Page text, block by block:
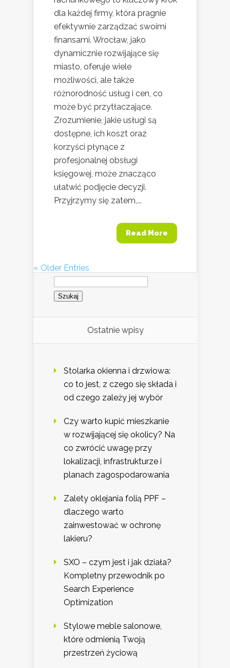
dla każdej firmy, która pragnie
efektywnie zarządzać swoimi
finansami. Wrocław, jako
dynamicznie rozwijające się
miasto, oferuje wiele
możliwości, ale także
różnorodność usług i cen, co
może być przytłaczające.
Zrozumienie, jakie usługi są
dostępne, ich koszt oraz
korzyści płynące z
profesjonalnej obsługi
księgowej, może znacząco
ułatwić podjęcie decyzji.
Przyjrzymy się zatem,...
Read More
« Older Entries
Szukaj:
Ostatnie wpisy
Stolarka okienna i drzwiowa:
co to jest, z czego się składa i
od czego zależy jej wybór
Czy warto kupić mieszkanie
w rozwijającej się okolicy? Na
co zwrócić uwagę przy
lokalizacji, infrastrukturze i
planach zagospodarowania
Zalety oklejania folią PPF –
dlaczego warto
zainwestować w ochronę
lakieru?
SXO – czym jest i jak działa?
Kompletny przewodnik po
Search Experience
Optimization
Stylowe meble salonowe,
które odmienią Twoją
przestrzeń życiową